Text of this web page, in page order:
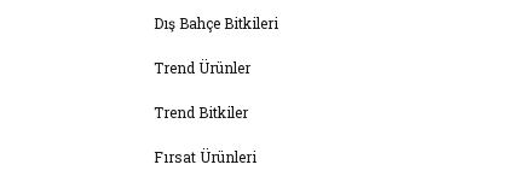
Dış Bahçe Bitkileri
Trend Ürünler
Trend Bitkiler
Fırsat Ürünleri